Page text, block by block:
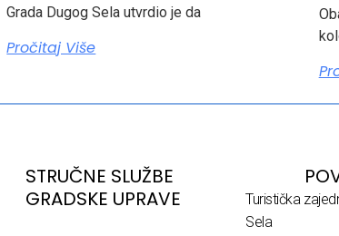
Grada Dugog Sela utvrdio je da
Pročitaj Više
STRUČNE SLUŽBE
GRADSKE UPRAVE
Turistička
Sela